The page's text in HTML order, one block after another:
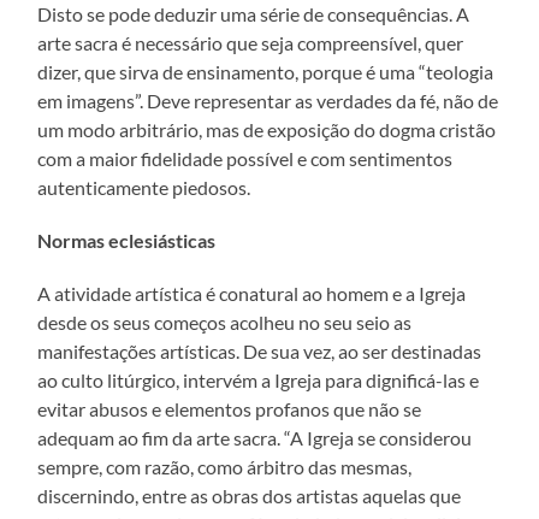
Disto se pode deduzir uma série de consequências. A
arte sacra é necessário que seja compreensível, quer
dizer, que sirva de ensinamento, porque é uma “teologia
em imagens”. Deve representar as verdades da fé, não de
um modo arbitrário, mas de exposição do dogma cristão
com a maior fidelidade possível e com sentimentos
autenticamente piedosos.
Normas eclesiásticas
A atividade artística é conatural ao homem e a Igreja
desde os seus começos acolheu no seu seio as
manifestações artísticas. De sua vez, ao ser destinadas
ao culto litúrgico, intervém a Igreja para dignificá-las e
evitar abusos e elementos profanos que não se
adequam ao fim da arte sacra. “A Igreja se considerou
sempre, com razão, como árbitro das mesmas,
discernindo, entre as obras dos artistas aquelas que